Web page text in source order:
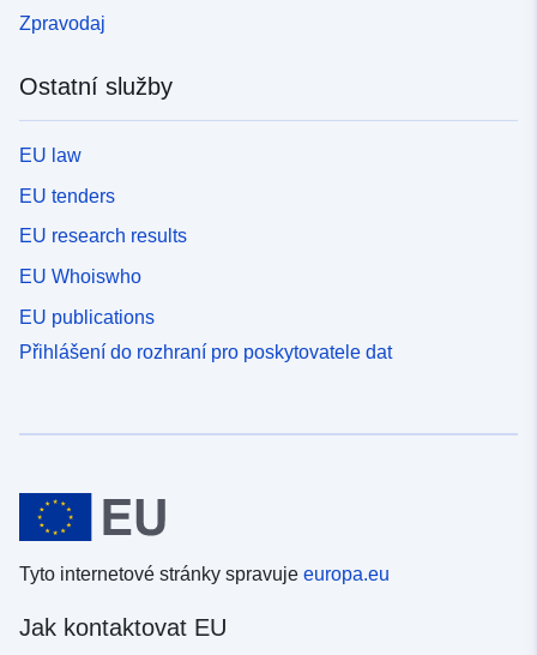
Zpravodaj
Ostatní služby
EU law
EU tenders
EU research results
EU Whoiswho
EU publications
Přihlášení do rozhraní pro poskytovatele dat
Tyto internetové stránky spravuje europa.eu
Jak kontaktovat EU